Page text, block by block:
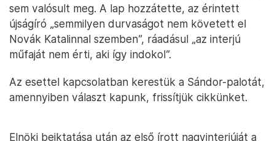
sem valósult meg. A lap hozzátette, az érintett
újságíró „semmilyen durvaságot nem követett el
Novák Katalinnal szemben”, ráadásul „az interjú
műfaját nem érti, aki így indokol”.
Az esettel kapcsolatban kerestük a Sándor-palotát,
amennyiben választ kapunk, frissítjük cikkünket.
Elnöki beiktatása után az első írott nagyinterjúját a